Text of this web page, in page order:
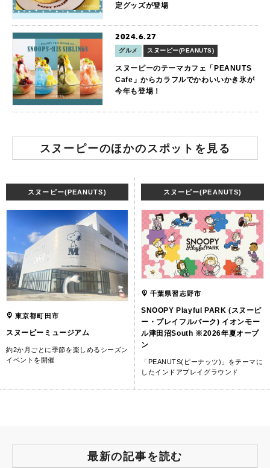
定グッズが登場
2024.6.27
グルメ スヌーピー(PEANUTS)
スヌーピーのテーマカフェ「PEANUTS
Cafe」からカラフルでかわいいかき氷が
今年も登場！
スヌーピーのほかのスポットを見る
スヌーピー(PEANUTS)
東京都町田市
スヌーピーミュージアム
約2か月ごとに季節を楽しめるシーズン
イベントを開催
スヌーピー(PEANUTS)
千葉県習志野市
SNOOPY Playful PARK (スヌーピ
ー・プレイフルパーク) イオンモー
ル津田沼South ※2026年夏オープ
ン
「PEANUTS(ピーナッツ)」をテーマに
したインドアプレイグラウンド
最新の記事を読む